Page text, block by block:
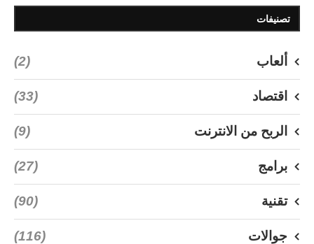
تصنيفات
ألعاب (2)
اقتصاد (33)
الربح من الانترنت (9)
برامج (27)
تقنية (90)
جوالات (116)